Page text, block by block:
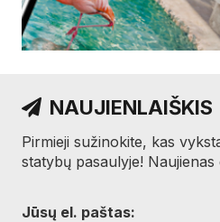
NAUJIENLAIŠKIS
Pirmieji sužinokite, kas
statybų pasaulyje! Naujienas
Jūsų el. paštas: